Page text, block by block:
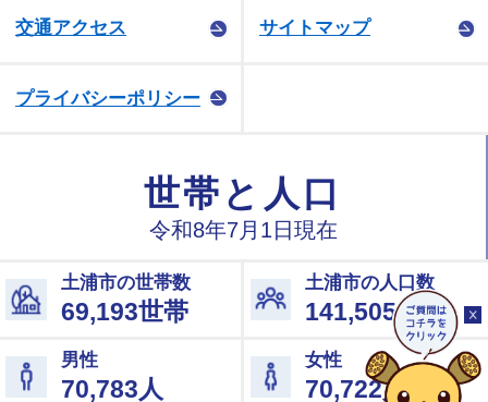
交通アクセス サイトマップ
プライバシーポリシー